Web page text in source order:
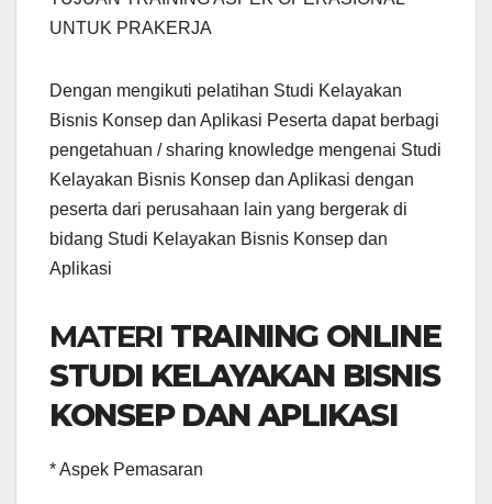
UNTUK PRAKERJA
Dengan mengikuti pelatihan Studi Kelayakan
Bisnis Konsep dan Aplikasi Peserta dapat berbagi
pengetahuan / sharing knowledge mengenai Studi
Kelayakan Bisnis Konsep dan Aplikasi dengan
peserta dari perusahaan lain yang bergerak di
bidang Studi Kelayakan Bisnis Konsep dan
Aplikasi
MATERI TRAINING ONLINE
STUDI KELAYAKAN BISNIS
KONSEP DAN APLIKASI
* Aspek Pemasaran